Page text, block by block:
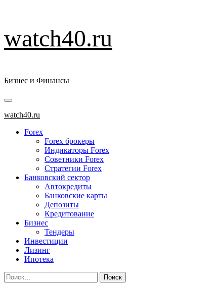
к
содержимому
watch40.ru
Бизнес и Финансы
Основное
меню
watch40.ru
Forex
Forex брокеры
Индикаторы Forex
Советники Forex
Стратегии Forex
Банковский сектор
Автокредиты
Банковские карты
Депозиты
Кредитование
Бизнес
Тендеры
Инвестиции
Лизинг
Ипотека
Найти: